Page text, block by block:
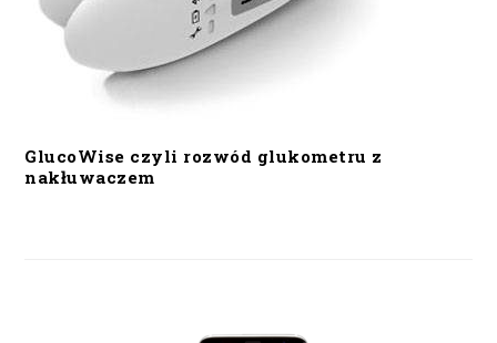
GlucoWise czyli rozwód glukometru z
nakłuwaczem